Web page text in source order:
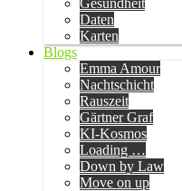
Gesundheit
Daten
Karten
Blogs
Emma Amour
Nachtschicht
Rauszeit
Gärtner Graf
KI-Kosmos
Loading …
Down by Law
Move on up